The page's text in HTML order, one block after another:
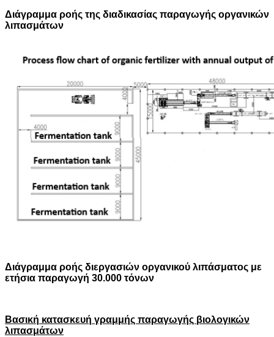
Διάγραμμα ροής της διαδικασίας παραγωγής οργανικών
λιπασμάτων
Διάγραμμα ροής διεργασιών οργανικού λιπάσματος με
ετήσια παραγωγή 30.000 τόνων
Βασική κατασκευή γραμμής παραγωγής βιολογικών
λιπασμάτων